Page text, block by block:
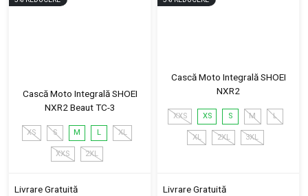
Cască Moto Integrală SHOEI
NXR2 Beaut TC-3
XS S M L XL
XXS 2XL
Livrare Gratuită
Cască Moto Integrală SHOEI
NXR2
XXS XS S M L
XL 2XL 3XL
Livrare Gratuită